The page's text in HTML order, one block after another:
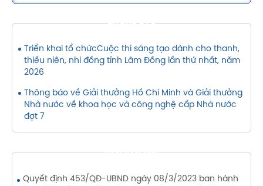
THÔNG BÁO
Triển khai tổ chứcCuộc thi sáng tạo dành cho thanh,
thiếu niên, nhi đồng tỉnh Lâm Đồng lần thứ nhất, năm
2026
Thông báo về Giải thưởng Hồ Chí Minh và Giải thưởng
Nhà nước về khoa học và công nghệ cấp Nhà nước
đợt 7
VĂN BẢN MỚI
Quyết định 453/QĐ-UBND ngày 08/3/2023 ban hành